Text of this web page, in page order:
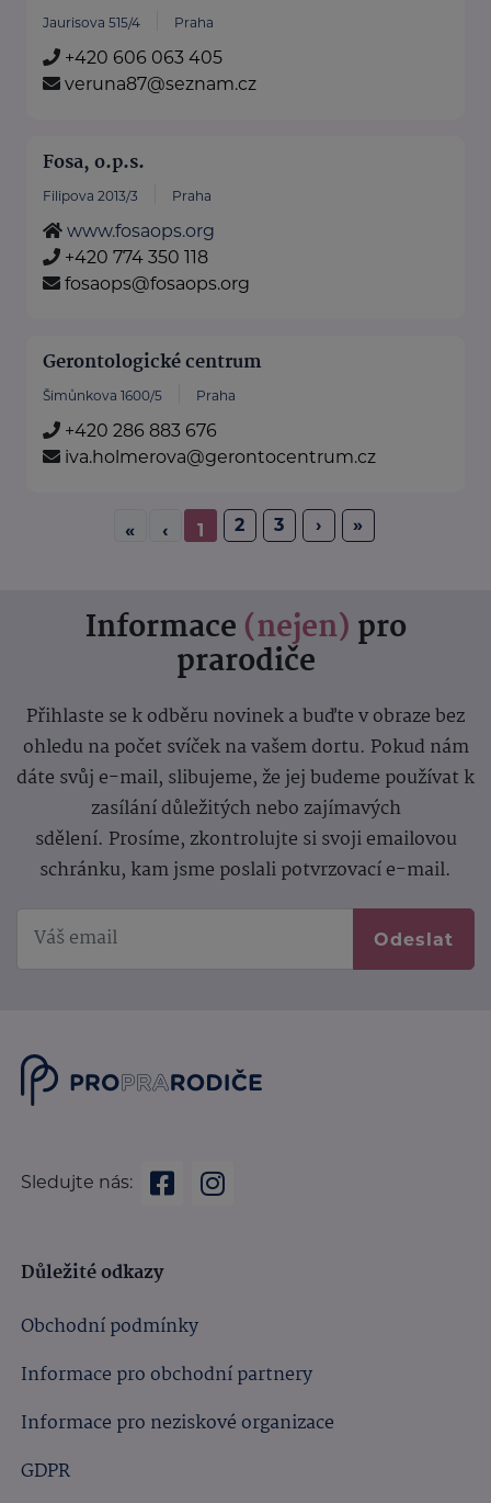
Jaurisova 515/4 Praha
+420 606 063 405
veruna87@seznam.cz
Fosa, o.p.s.
Filipova 2013/3 Praha
www.fosaops.org
+420 774 350 118
fosaops@fosaops.org
Gerontologické centrum
Šimůnkova 1600/5 Praha
+420 286 883 676
iva.holmerova@gerontocentrum.cz
« ‹ 1 2 3 › »
Informace (nejen) pro
prarodiče
Přihlaste se k odběru novinek a buďte v obraze bez
ohledu na počet svíček na vašem dortu. Pokud nám
dáte svůj e-mail, slibujeme, že jej budeme používat k
zasílání důležitých nebo zajímavých
sdělení. Prosíme, zkontrolujte si svoji emailovou
schránku, kam jsme poslali potvrzovací e-mail.
Odeslat
Sledujte nás:
Důležité odkazy
Obchodní podmínky
Informace pro obchodní partnery
Informace pro neziskové organizace
GDPR